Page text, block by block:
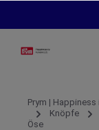
Prym |
Knöpfe
Öse